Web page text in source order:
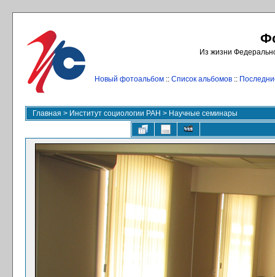
Из жизни
Новый фотоальбом:: Список альбомов::
Главная > Институт социологии РАН > Научные семинары